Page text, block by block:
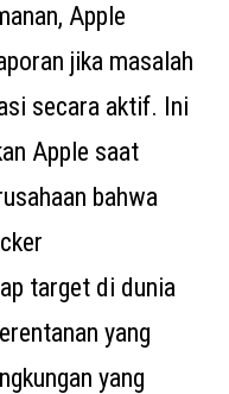
Apple
jika masalah
secara aktif. Ini
Apple saat
bahwa
target di dunia
yang
yang